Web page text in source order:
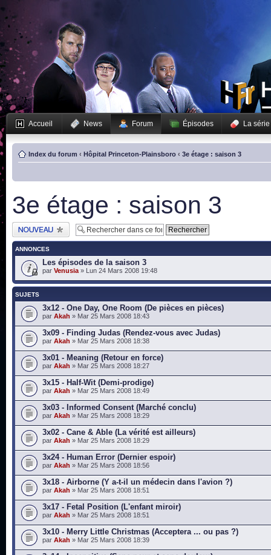
Accueil News Forum Épisodes La série
Index du forum ‹ Hôpital Princeton-Plainsboro ‹ 3e étage : saison 3
3e étage : saison 3
Publier un nouveau
sujet
ANNONCES
Les épisodes de la saison 3
par Venusia » Lun 24 Mars 2008 19:48
SUJETS
3x12 - One Day, One Room (De pièces en pièces)
par Akah » Mar 25 Mars 2008 18:43
3x09 - Finding Judas (Rendez-vous avec Judas)
par Akah » Mar 25 Mars 2008 18:38
3x01 - Meaning (Retour en force)
par Akah » Mar 25 Mars 2008 18:27
3x15 - Half-Wit (Demi-prodige)
par Akah » Mar 25 Mars 2008 18:49
3x03 - Informed Consent (Marché conclu)
par Akah » Mar 25 Mars 2008 18:29
3x02 - Cane & Able (La vérité est ailleurs)
par Akah » Mar 25 Mars 2008 18:29
3x24 - Human Error (Dernier espoir)
par Akah » Mar 25 Mars 2008 18:56
3x18 - Airborne (Y a-t-il un médecin dans l'avion ?)
par Akah » Mar 25 Mars 2008 18:51
3x17 - Fetal Position (L'enfant miroir)
par Akah » Mar 25 Mars 2008 18:51
3x10 - Merry Little Christmas (Acceptera ... ou pas ?)
par Akah » Mar 25 Mars 2008 18:39